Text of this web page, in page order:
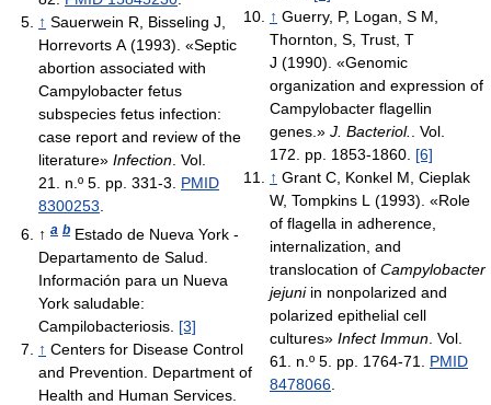
↑ Sauerwein R, Bisseling J,
Horrevorts A (1993). «Septic
abortion associated with
Campylobacter fetus
subspecies fetus infection:
case report and review of the
literature» Infection . Vol.
21. n.º 5. pp. 331-3. PMID
8300253
↑ a b Estado de Nueva York -
Departamento de Salud.
Información para un Nueva
York saludable:
Campilobacteriosis. [3]
↑ Centers for Disease Control
and Prevention. Department of
Health and Human Services.
↑ Guerry, P, Logan, S M,
Thornton, S, Trust, T
J (1990). «Genomic
organization and expression of
Campylobacter flagellin
genes.» J. Bacteriol.
. Vol.
172. pp. 1853-1860. [6]
↑ Grant C, Konkel M, Cieplak
W, Tompkins L (1993). «Role
of flagella in adherence,
internalization, and
translocation of Campylobacter
jejuniin nonpolarized and
polarized epithelial cell
cultures» Infect Immun . Vol.
61. n.º 5. pp. 1764-71. PMID
8478066